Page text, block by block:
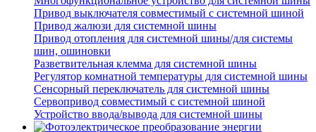
Привод выключателя совместимый с системной шиной
Привод жалюзи для системной шины
Привод отопления для системной шины/для системы
шин, ошиновки
Разветвительная клемма для системной шины
Регулятор комнатной температуры для системной шины
Сенсорный переключатель для системной шины
Сервопривод совместимый с системной шиной
Устройство ввода/вывода для системной шины